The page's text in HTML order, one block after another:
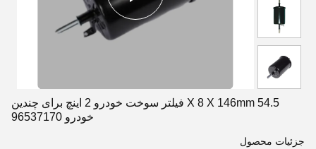
54.5 X 8 X 146mm فیلتر سوخت خودرو 2 اینچ برای چندین
خودرو 96537170
جزئیات محصول